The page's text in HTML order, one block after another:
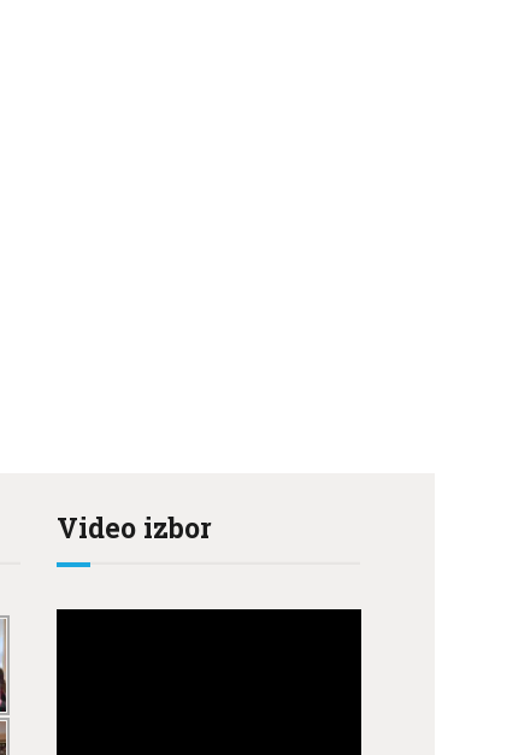
Video izbor